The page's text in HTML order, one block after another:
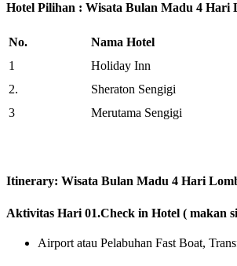
Hotel Pilihan : Wisata Bulan Madu 4 Hari
No. Nama Hotel
1
Holiday Inn
2.
Sheraton Sengigi
3
Merutama Sengigi
Itinerary: Wisata Bulan Madu 4 Hari
Aktivitas Hari 01.Check in Hotel ( makan
Airport atau Pelabuhan Fast Boat,